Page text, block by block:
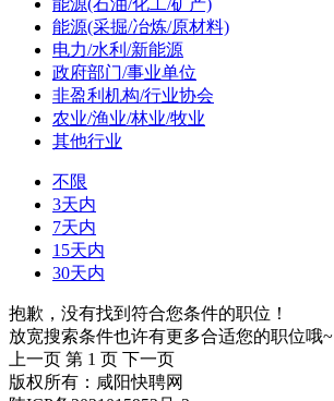
能源(石油/化工/矿产)
能源(采掘/冶炼/原材料)
电力/水利/新能源
政府部门/事业单位
非盈利机构/行业协会
农业/渔业/林业/牧业
其他行业
不限
3天内
7天内
15天内
30天内
抱歉，没有找到符合您条件的职位！
放宽搜索条件也许有更多合适您的职位哦~
上一页 第 1 页 下一页
版权所有：咸阳快聘网